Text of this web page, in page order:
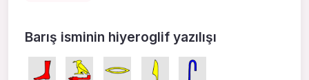
Barış isminin hiyeroglif yazılışı